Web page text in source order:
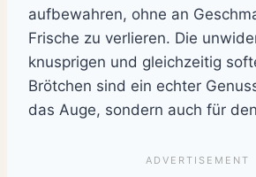
aufbewahren, ohne an
Frische zu verlieren. Die
knusprigen und gleichzeitig
Brötchen sind ein echter
das Auge, sondern auch für